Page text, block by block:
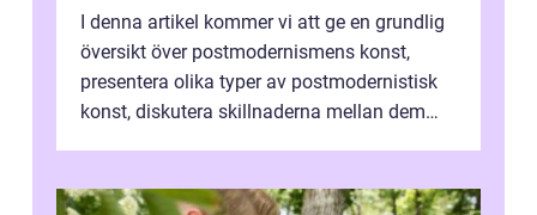
I denna artikel kommer vi att ge en grundlig
översikt över postmodernismens konst,
presentera olika typer av postmodernistisk
konst, diskutera skillnaderna mellan dem